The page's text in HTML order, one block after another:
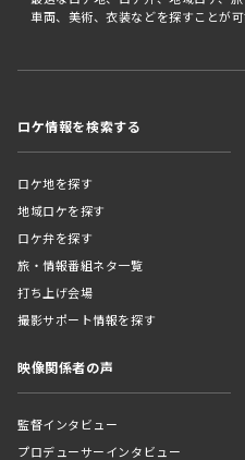
車両、美術、衣装などを探すことが可
ロケ情報を検索する
ロケ地を探す
地域ロケを探す
ロケ弁を探す
旅・情報番組ネタ一覧
打ち上げ会場
撮影サポート情報を探す
映像関係者の声
監督インタビュー
プロデューサーインタビュー